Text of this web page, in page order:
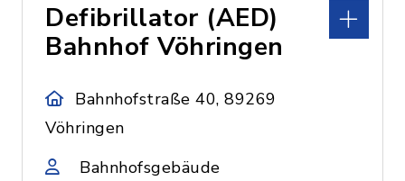
Defibrillator (AED)
Bahnhof Vöhringen
Bahnhofstraße 40, 89269
Vöhringen
Bahnhofsgebäude